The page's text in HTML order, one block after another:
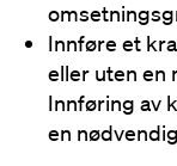
Innføre et
eller uten en
Innføring av
en